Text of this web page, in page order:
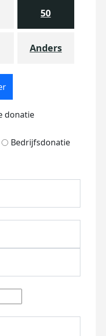
50
Anders
donatie
Bedrijfsdonatie